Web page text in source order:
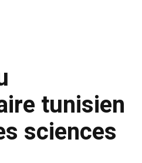
tunisien
sciences